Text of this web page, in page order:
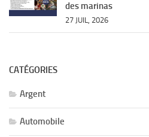
des marinas
27 JUIL, 2026
CATÉGORIES
Argent
Automobile